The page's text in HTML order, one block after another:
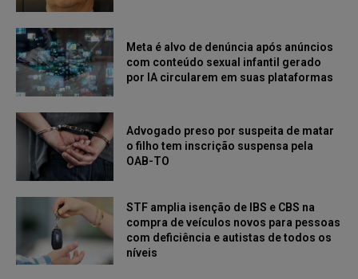
Meta é alvo de denúncia após anúncios
com conteúdo sexual infantil gerado
por IA circularem em suas plataformas
Advogado preso por suspeita de matar
o filho tem inscrição suspensa pela
OAB-TO
STF amplia isenção de IBS e CBS na
compra de veículos novos para pessoas
com deficiência e autistas de todos os
níveis